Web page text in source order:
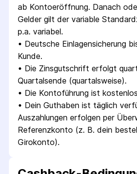
ab Kontoeröffnung. Danach
Gelder gilt der variable
p.a. variabel.
• Deutsche Einlagensicherung
Kunde.
• Die Zinsgutschrift erfolgt
Quartalsende (quartalsweise).
• Die Kontoführung ist
• Dein Guthaben ist täglich
Auszahlungen erfolgen per
Referenzkonto (z. B. dein
Girokonto).